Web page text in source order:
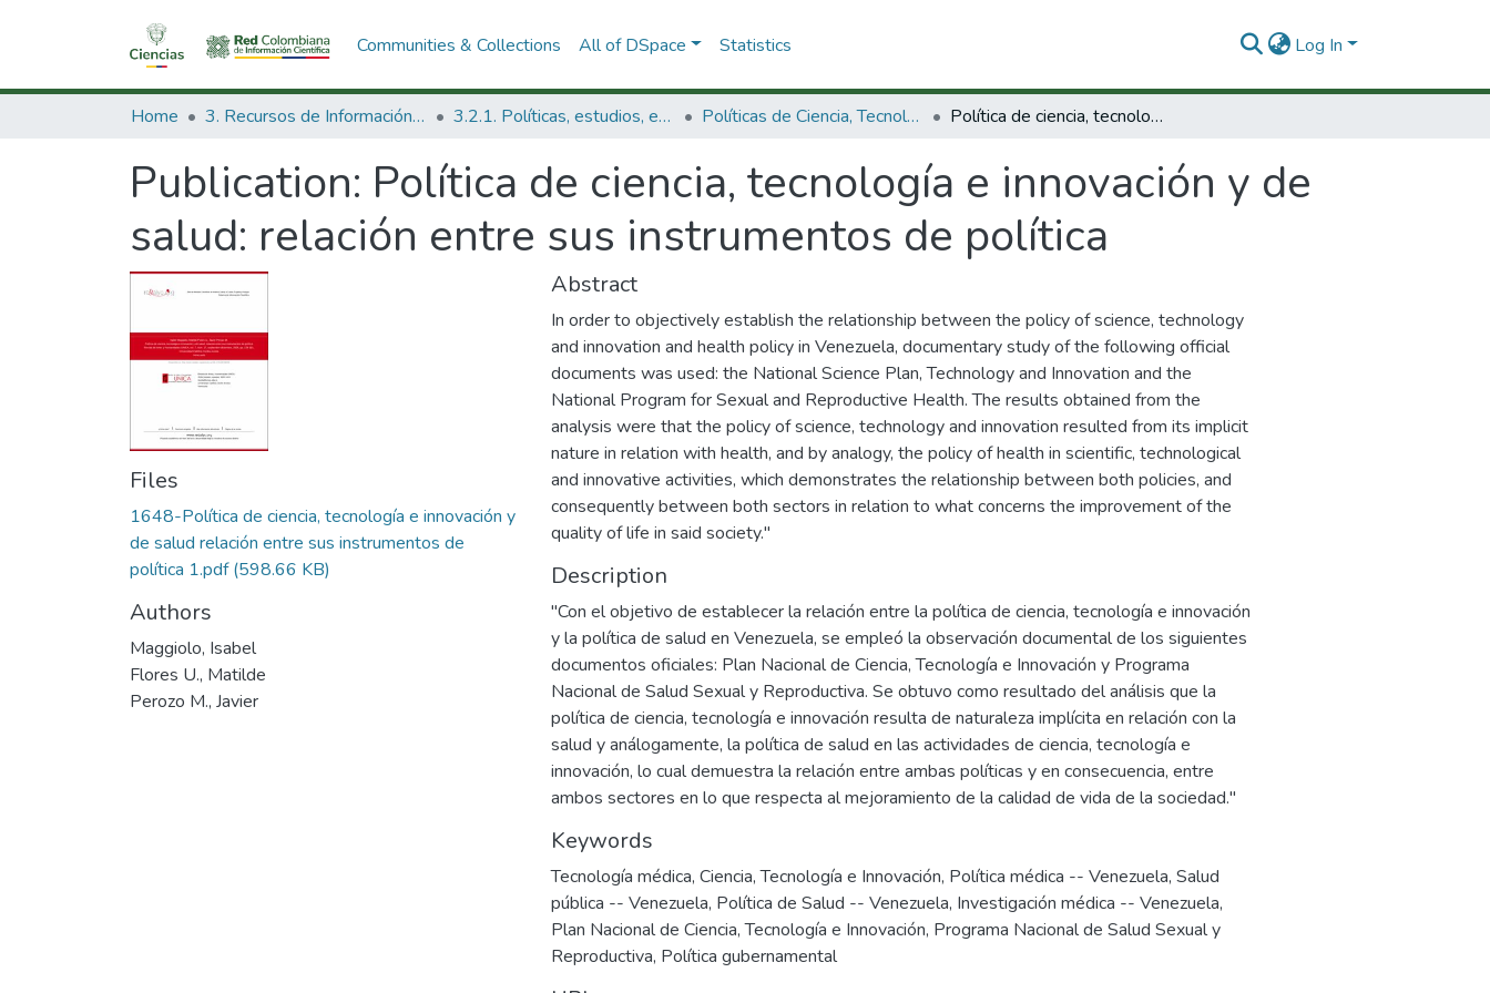
Communities & Collections All of DSpace Statistics Log In
Home 3. Recursos de Información Científica y Tecnológica 3.2.1. Políticas, estudios, evaluaciones e indicadores de CTeI Políticas de Ciencia, Tecnología e Innovación Política de ciencia, tecnología e innovación y de salud: relación entre sus instrumentos de política
Publication: Política de ciencia, tecnología e innovación y de
salud: relación entre sus instrumentos de política
Files
1648-Política de ciencia, tecnología e innovación y
de salud relación entre sus instrumentos de
política 1.pdf(598.66 KB)
Authors
Maggiolo, Isabel
Flores U., Matilde
Perozo M., Javier
Abstract
In order to objectively establish the relationship between the policy of science, technology
and innovation and health policy in Venezuela, documentary study of the following official
documents was used: the National Science Plan, Technology and Innovation and the
National Program for Sexual and Reproductive Health. The results obtained from the
analysis were that the policy of science, technology and innovation resulted from its implicit
nature in relation with health, and by analogy, the policy of health in scientific, technological
and innovative activities, which demonstrates the relationship between both policies, and
consequently between both sectors in relation to what concerns the improvement of the
quality of life in said society."
Description
"Con el objetivo de establecer la relación entre la política de ciencia, tecnología e innovación
y la política de salud en Venezuela, se empleó la observación documental de los siguientes
documentos oficiales: Plan Nacional de Ciencia, Tecnología e Innovación y Programa
Nacional de Salud Sexual y Reproductiva. Se obtuvo como resultado del análisis que la
política de ciencia, tecnología e innovación resulta de naturaleza implícita en relación con la
salud y análogamente, la política de salud en las actividades de ciencia, tecnología e
innovación, lo cual demuestra la relación entre ambas políticas y en consecuencia, entre
ambos sectores en lo que respecta al mejoramiento de la calidad de vida de la sociedad."
Keywords
Tecnología médica, Ciencia, Tecnología e Innovación, Política médica -- Venezuela, Salud
pública -- Venezuela, Política de Salud -- Venezuela, Investigación médica -- Venezuela,
Plan Nacional de Ciencia, Tecnología e Innovación, Programa Nacional de Salud Sexual y
Reproductiva, Política gubernamental